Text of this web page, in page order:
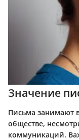
Значение
Письма занимают
обществе,
коммуникаций.